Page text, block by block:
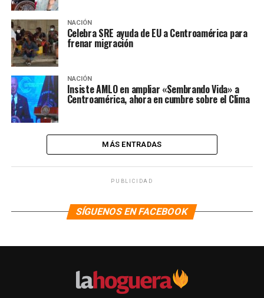
NACIÓN
Celebra SRE ayuda de EU a Centroamérica para
frenar migración
NACIÓN
Insiste AMLO en ampliar «Sembrando Vida» a
Centroamérica, ahora en cumbre sobre el Clima
MÁS ENTRADAS
PUBLICIDAD
SÍGUENOS EN FACEBOOK